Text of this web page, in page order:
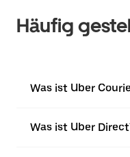
Häufig
Was ist Uber
Was ist Uber